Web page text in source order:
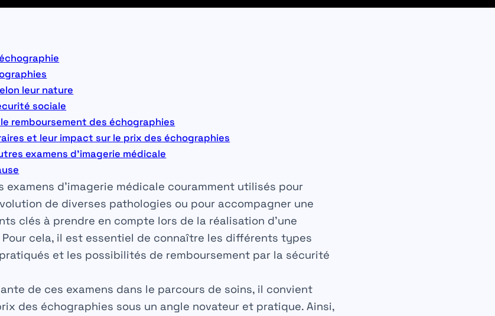
leur nature
sociale
remboursement des échographies
et leur impact sur le prix des échographies
examens d’imagerie médicale
examens d’imagerie médicale couramment utilisés pour
de diverses pathologies ou pour accompagner une
clés à prendre en compte lors de la réalisation d’une
cela, il est essentiel de connaître les différents types
et les possibilités de remboursement par la sécurité
de ces examens dans le parcours de soins, il convient
des échographies sous un angle novateur et pratique. Ainsi,